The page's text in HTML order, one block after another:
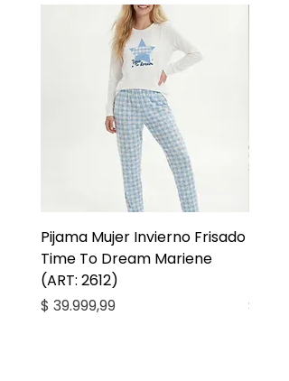
Pijama Mujer Invierno Frisado
Time To Dream Mariene
(ART: 2612)
Precio
$ 39.999,99
Precio
$